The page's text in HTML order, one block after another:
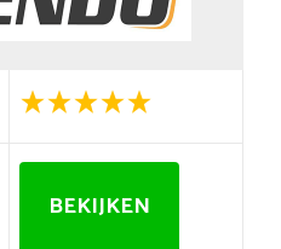
BEKIJKEN